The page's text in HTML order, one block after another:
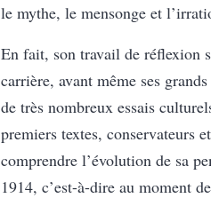
le mythe, le mensonge et
En fait, son travail de réflexion
carrière, avant même ses
de très nombreux essais
premiers textes, conservateurs
comprendre l’évolution de sa
1914, c’est-à-dire au moment